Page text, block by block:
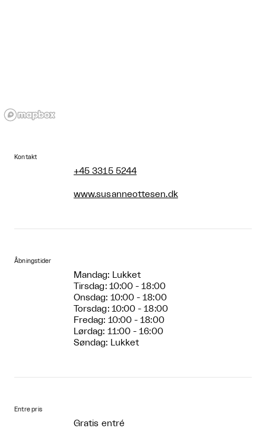
Kontakt
+45 3315 5244
www.susanneottesen.dk
Åbningstider
Mandag: Lukket
Tirsdag: 10:00 - 18:00
Onsdag: 10:00 - 18:00
Torsdag: 10:00 - 18:00
Fredag: 10:00 - 18:00
Lørdag: 11:00 - 16:00
Søndag: Lukket
Entre pris
Gratis entré